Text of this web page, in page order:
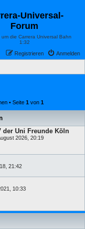
Universal-
Forum
die Carrera Universal Bahn
1:32
Anmelden
Registrieren
• Seite 1 von 1
der Uni Freunde Köln
2026, 20:19
21:42
10:33